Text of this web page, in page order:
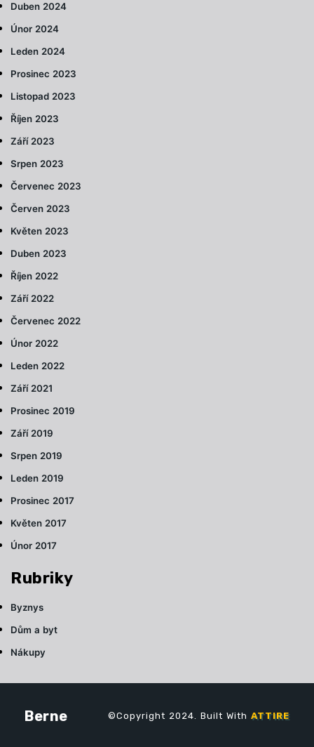
Duben 2024
Únor 2024
Leden 2024
Prosinec 2023
Listopad 2023
Říjen 2023
Září 2023
Srpen 2023
Červenec 2023
Červen 2023
Květen 2023
Duben 2023
Říjen 2022
Září 2022
Červenec 2022
Únor 2022
Leden 2022
Září 2021
Prosinec 2019
Září 2019
Srpen 2019
Leden 2019
Prosinec 2017
Květen 2017
Únor 2017
Rubriky
Byznys
Dům a byt
Nákupy
Berne ©Copyright 2024. Built With ATTIRE